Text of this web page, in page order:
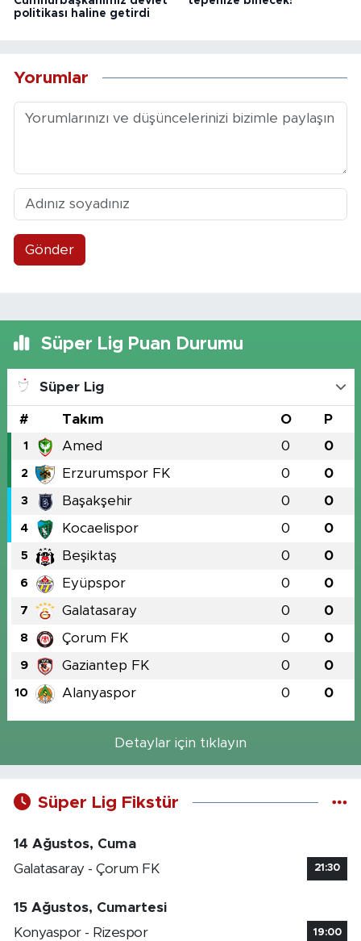
politikası haline getirdi
Yorumlar
Gönder
Süper Lig Puan Durumu
Süper Lig
# Takım O P
1 Amed 0 0
2 Erzurumspor FK 0 0
3 Başakşehir 0 0
4 Kocaelispor 0 0
5 Beşiktaş 0 0
6 Eyüpspor 0 0
7 Galatasaray 0 0
8 Çorum FK 0 0
9 Gaziantep FK 0 0
10 Alanyaspor 0 0
Detaylar için tıklayın
Süper Lig Fikstür
14 Ağustos, Cuma
Galatasaray - Çorum FK
21:30
15 Ağustos, Cumartesi
Konyaspor - Rizespor
19:00